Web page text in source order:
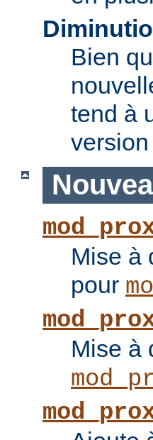
Bien
tend à
Mise à
pour
Mise à